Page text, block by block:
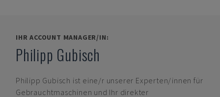
IHR ACCOUNT MANAGER/IN:
Philipp Gubisch
Philipp Gubisch ist eine/r unserer Experten/innen für
Gebrauchtmaschinen und Ihr direkter